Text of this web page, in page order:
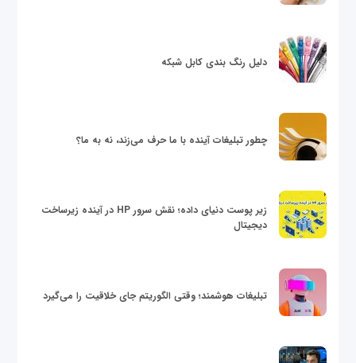
دلیل رنگ بندی کابل شبکه
چطور تبلیغات آینده با ما حرف می‌زند، نه به ما؟
زیر پوست دنیای داده؛ نقش سرور HP در آینده زیرساخت
دیجیتال
تبلیغات هوشمند؛ وقتی الگوریتم جای خلاقیت را می‌گیرد